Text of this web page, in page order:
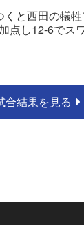
と西田の犠牲
し12-6でス
合結果を見る